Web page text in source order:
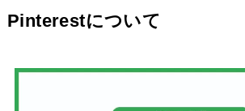
Pinterestについて